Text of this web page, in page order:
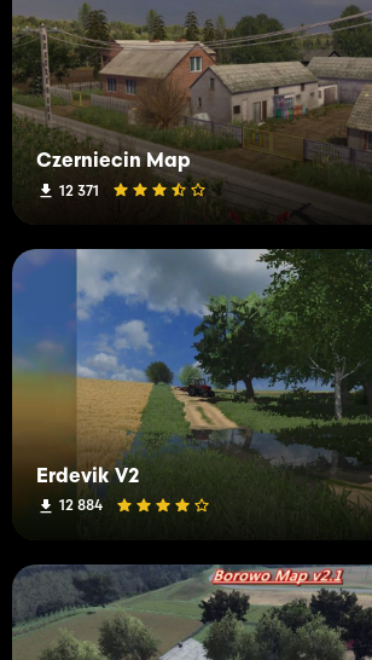
Czerniecin Map
12 371
Erdevik V2
12 884